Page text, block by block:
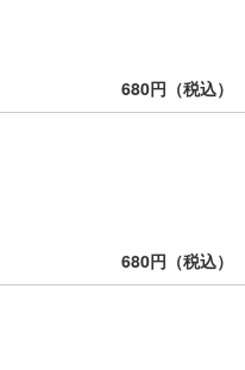
680円（税込）
680円（税込）